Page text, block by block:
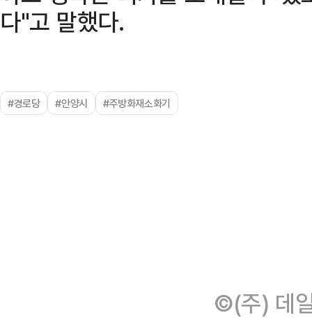
다"고 말했다.
#경로당 #안양시 #주방화재소화기
©(주) 데